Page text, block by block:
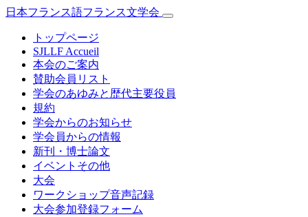
日本フランス語フランス文学会
トップページ
SJLLF Accueil
本会のご案内
賛助会員リスト
学会のあゆみと歴代主要役員
規約
学会からのお知らせ
学会員からの情報
新刊・博士論文
イベントその他
大会
ワークショップ音声記録
大会参加登録フォーム